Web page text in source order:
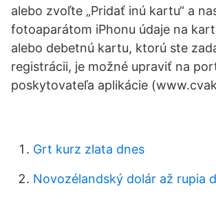
alebo zvoľte „Pridať inú kartu“ a
fotoaparátom iPhonu údaje na
alebo debetnú kartu, ktorú ste
registrácii, je možné upraviť na
poskytovateľa aplikácie
Grt kurz zlata dnes
Novozélandský dolár až rupia